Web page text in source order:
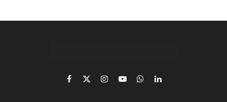
Facebook
X
InstagramYouTubeWhatsAppLinkedIn